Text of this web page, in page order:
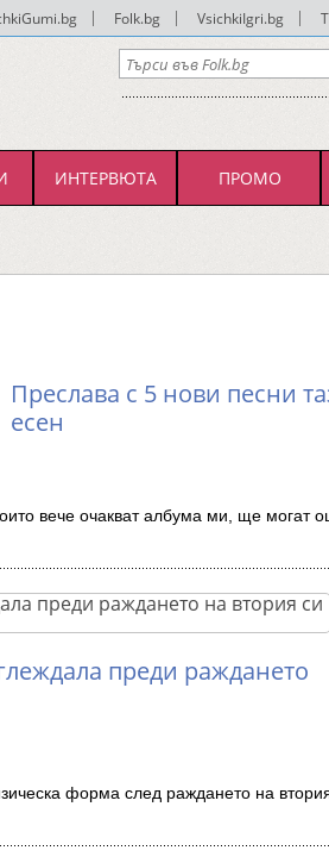
Folk.bg VsichkiIgri.bg
ИНТЕРВЮТА ПРОМО
Преслава с 5 нови песни
есен
вече очакват албума ми, ще могат
преди раждането
форма след раждането на